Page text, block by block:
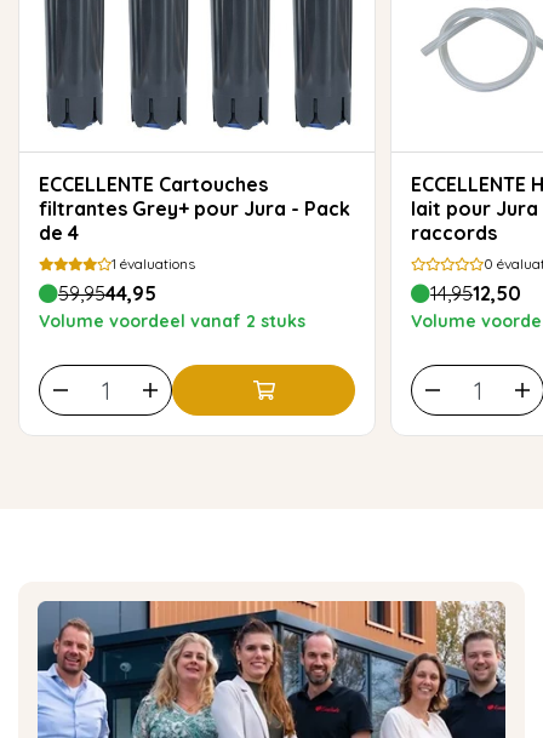
ECCELLENTE Cartouches
filtrantes Grey+ pour Jura - Pack
de 4
1 évaluations
59,9544,95
Volume voordeel vanaf 2 stuks
ECCELLENTE HP3 Kit de tuyaux à
lait pour
raccords
0
14,9512,50
Volume